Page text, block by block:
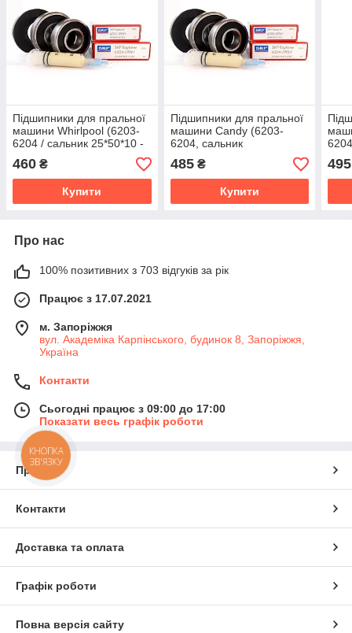
Підшипники для пральної
машини Whirlpool (6203-
6204 / сальник 25*50*10 -
мастило 2 мл) SKF
460 ₴
Купити
Підшипники для пральної
машини Candy (6203-
6204, сальник
25*47*8/11,5, мастило 2
мл) SKF
485₴
Купити
мл)
495
Про нас
100% позитивних з 703 відгуків за рік
Працює з 17.07.2021
м. Запоріжжя
вул. Академіка Карпінського, будинок 8, Запоріжжя,
Україна
Контакти
Сьогодні працює з 09:00 до 17:00
Показати весь графік роботи
Про нас
Контакти
Доставка та оплата
Графік роботи
Повна версія сайту
КНОПКА
ЗВ'ЯЗКУ